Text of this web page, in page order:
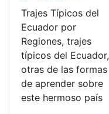
Trajes Típicos del
Ecuador por
Regiones, trajes
típicos del Ecuador,
otras de las formas
de aprender sobre
este hermoso país